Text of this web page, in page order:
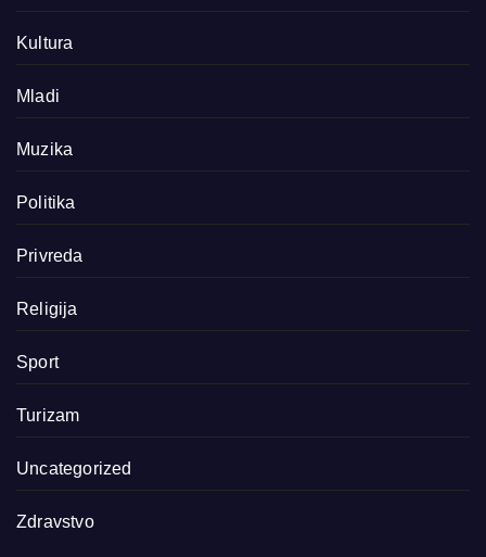
Kultura
Mladi
Muzika
Politika
Privreda
Religija
Sport
Turizam
Uncategorized
Zdravstvo